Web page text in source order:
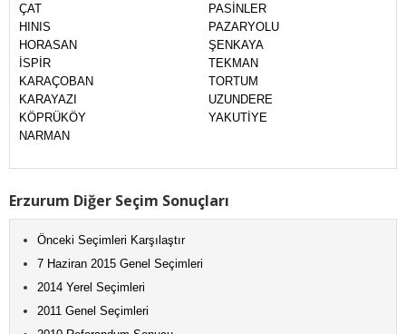
ÇAT
HINIS
HORASAN
İSPİR
KARAÇOBAN
KARAYAZI
KÖPRÜKÖY
NARMAN
PASİNLER
PAZARYOLU
ŞENKAYA
TEKMAN
TORTUM
UZUNDERE
YAKUTİYE
Erzurum Diğer Seçim Sonuçları
Önceki Seçimleri Karşılaştır
7 Haziran 2015 Genel Seçimleri
2014 Yerel Seçimleri
2011 Genel Seçimleri